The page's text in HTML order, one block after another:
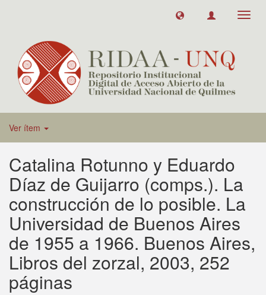
Ver ítem
Catalina Rotunno y Eduardo
Díaz de Guijarro (comps.). La
construcción de lo posible. La
Universidad de Buenos Aires
de 1955 a 1966. Buenos Aires,
Libros del zorzal, 2003, 252
páginas